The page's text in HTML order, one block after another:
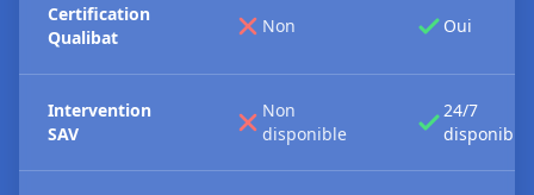
Certification
Qualibat
Non Oui
Intervention
SAV
Non
disponible
24/7
disponible